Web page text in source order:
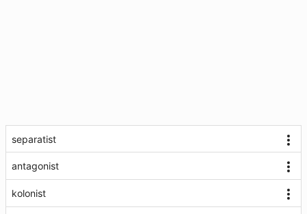
separatist
antagonist
kolonist